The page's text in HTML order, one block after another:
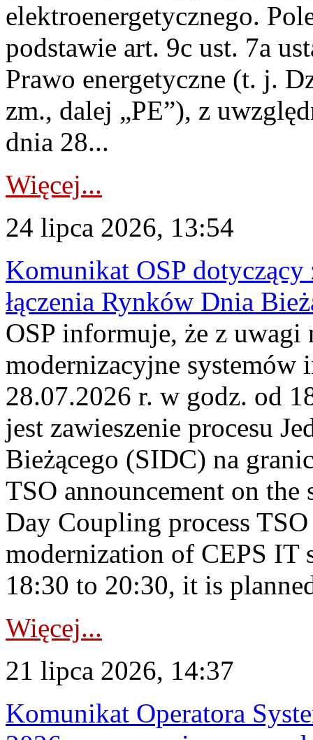
elektroenergetycznego.
podstawie art. 9c ust. 7a
Prawo energetyczne (t. j.
zm., dalej „PE”), z
dnia 28...
Więcej...
24 lipca 2026, 13:54
Komunikat OSP dotyczący
łączenia Rynków Dnia
OSP informuje, że z uwagi
modernizacyjne
28.07.2026 r. w godz. od
jest zawieszenie procesu
Bieżącego (SIDC) na
TSO announcement on
Day Coupling process
modernization of CEPS IT
18:30 to 20:30, it is
Więcej...
21 lipca 2026, 14:37
Komunikat Operatora